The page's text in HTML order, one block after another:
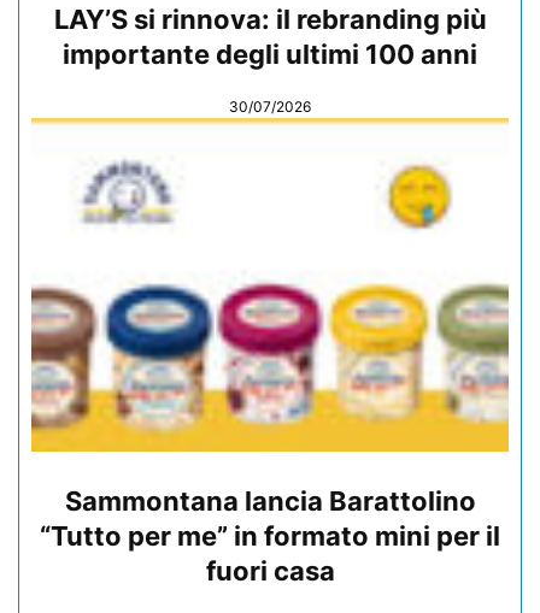
LAY’S si rinnova: il rebranding più
importante degli ultimi 100 anni
30/07/2026
Sammontana lancia Barattolino
“Tutto per me” in formato mini per il
fuori casa